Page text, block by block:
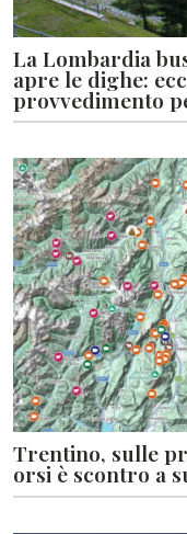
La Lombardia
apre le dighe:
provvedimento
Trentino, sulle
orsi è scontro a